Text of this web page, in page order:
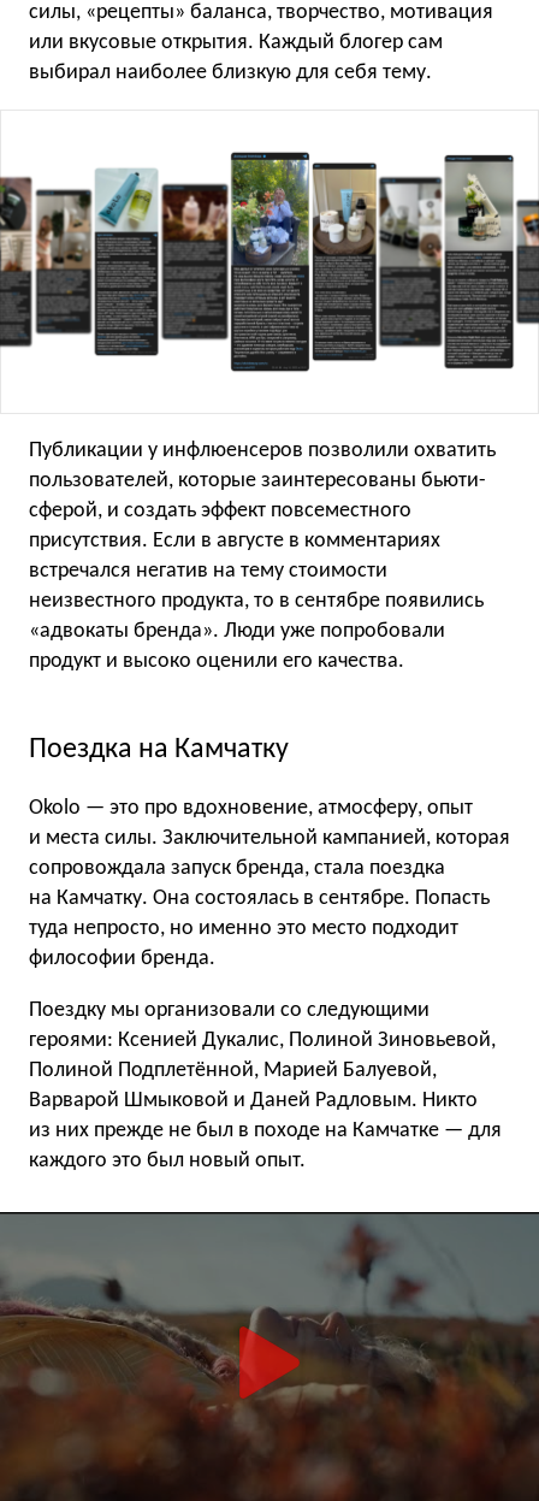
силы, «рецепты» баланса, творчество, мотивация
или вкусовые открытия. Каждый блогер сам
выбирал наиболее близкую для себя тему.
Публикации у инфлюенсеров позволили охватить
пользователей, которые заинтересованы бьюти-
сферой, и создать эффект повсеместного
присутствия. Если в августе в комментариях
встречался негатив на тему стоимости
неизвестного продукта, то в сентябре появились
«адвокаты бренда». Люди уже попробовали
продукт и высоко оценили его качества.
Поездка на Камчатку
Okolo — это про вдохновение, атмосферу, опыт
и места силы. Заключительной кампанией, которая
сопровождала запуск бренда, стала поездка
на Камчатку. Она состоялась в сентябре. Попасть
туда непросто, но именно это место подходит
философии бренда.
Поездку мы организовали со следующими
героями: Ксенией Дукалис, Полиной Зиновьевой,
Полиной Подплетённой, Марией Балуевой,
Варварой Шмыковой и Даней Радловым. Никто
из них прежде не был в походе на Камчатке — для
каждого это был новый опыт.